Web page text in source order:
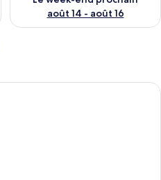
août 14 - août 16
Une chambre d’hôtel avec un lit, un